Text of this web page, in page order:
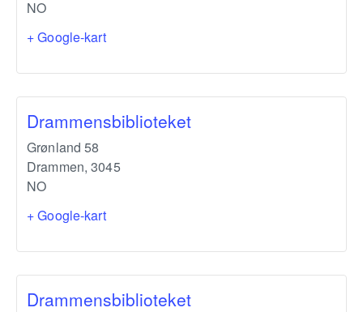
NO
+ Google-kart
Drammensbiblioteket
Grønland 58
Drammen, 3045
NO
+ Google-kart
Drammensbiblioteket